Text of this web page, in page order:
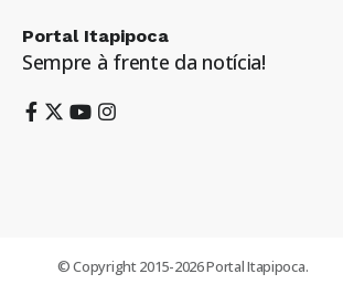
Portal Itapipoca
Sempre à frente da notícia!
© Copyright 2015-2026 Portal Itapipoca.